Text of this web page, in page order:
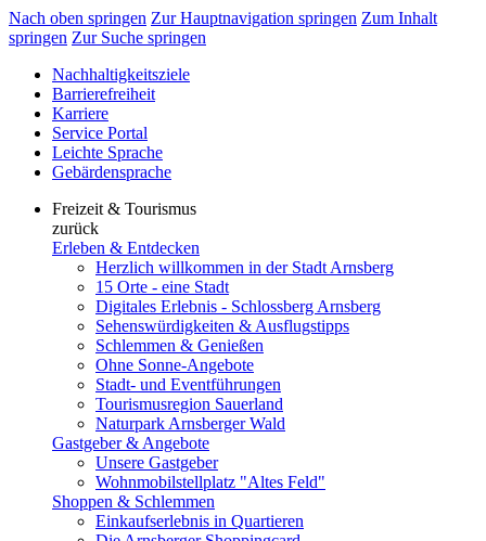
Nach oben springen Zur Hauptnavigation springen Zum Inhalt
springen Zur Suche springen
Nachhaltigkeitsziele
Barrierefreiheit
Karriere
Service Portal
Leichte Sprache
Gebärdensprache
Freizeit & Tourismus
zurück
Erleben & Entdecken
Herzlich willkommen in der Stadt Arnsberg
15 Orte - eine Stadt
Digitales Erlebnis - Schlossberg Arnsberg
Sehenswürdigkeiten & Ausflugstipps
Schlemmen & Genießen
Ohne Sonne-Angebote
Stadt- und Eventführungen
Tourismusregion Sauerland
Naturpark Arnsberger Wald
Gastgeber & Angebote
Unsere Gastgeber
Wohnmobilstellplatz "Altes Feld"
Shoppen & Schlemmen
Einkaufserlebnis in Quartieren